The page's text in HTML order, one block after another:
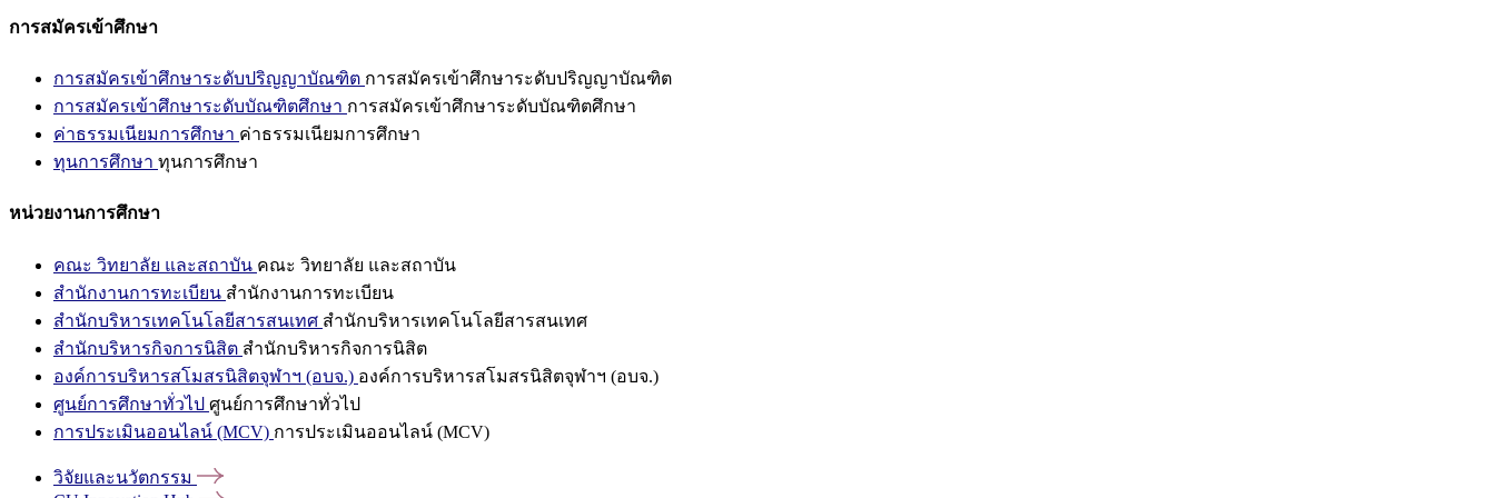
การสมัครเข้าศึกษา
การสมัครเข้าศึกษาระดับปริญญาบัณฑิต การสมัครเข้าศึกษาระดับปริญญาบัณฑิต
การสมัครเข้าศึกษาระดับบัณฑิตศึกษา การสมัครเข้าศึกษาระดับบัณฑิตศึกษา
ค่าธรรมเนียมการศึกษา ค่าธรรมเนียมการศึกษา
ทุนการศึกษา ทุนการศึกษา
หน่วยงานการศึกษา
คณะ วิทยาลัย และสถาบัน คณะ วิทยาลัย และสถาบัน
สำนักงานการทะเบียน สำนักงานการทะเบียน
สำนักบริหารเทคโนโลยีสารสนเทศ สำนักบริหารเทคโนโลยีสารสนเทศ
สำนักบริหารกิจการนิสิต สำนักบริหารกิจการนิสิต
องค์การบริหารสโมสรนิสิตจุฬาฯ (อบจ.) องค์การบริหารสโมสรนิสิตจุฬาฯ (อบจ.)
ศูนย์การศึกษาทั่วไป ศูนย์การศึกษาทั่วไป
การประเมินออนไลน์ (MCV) การประเมินออนไลน์ (MCV)
วิจัยและนวัตกรรม